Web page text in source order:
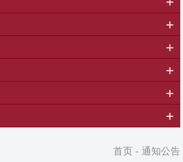
首页 - 通知公告